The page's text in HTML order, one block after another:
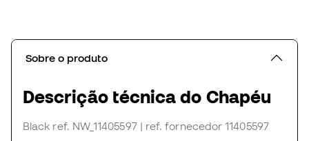
Sobre o produto
Descrição técnica do Chapéu
Black ref. NW_11405597 | ref. fornecedor 11405597